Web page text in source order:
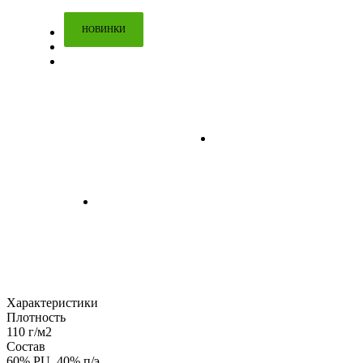
НОВИНКИ
Характеристики
Плотность
110 г/м2
Состав